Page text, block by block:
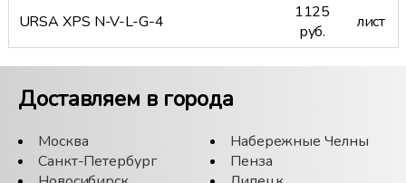
URSA XPS N-V-L-G-4
1125
руб.
лист
Доставляем в города
Москва
Санкт-Петербург
Набережные Челны
Пенза